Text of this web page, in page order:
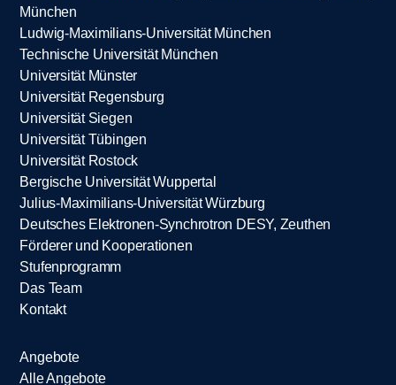
München
Ludwig-Maximilians-Universität München
Technische Universität München
Universität Münster
Universität Regensburg
Universität Siegen
Universität Tübingen
Universität Rostock
Bergische Universität Wuppertal
Julius-Maximilians-Universität Würzburg
Deutsches Elektronen-Synchrotron DESY, Zeuthen
Förderer und Kooperationen
Stufenprogramm
Das Team
Kontakt
Angebote
Alle Angebote